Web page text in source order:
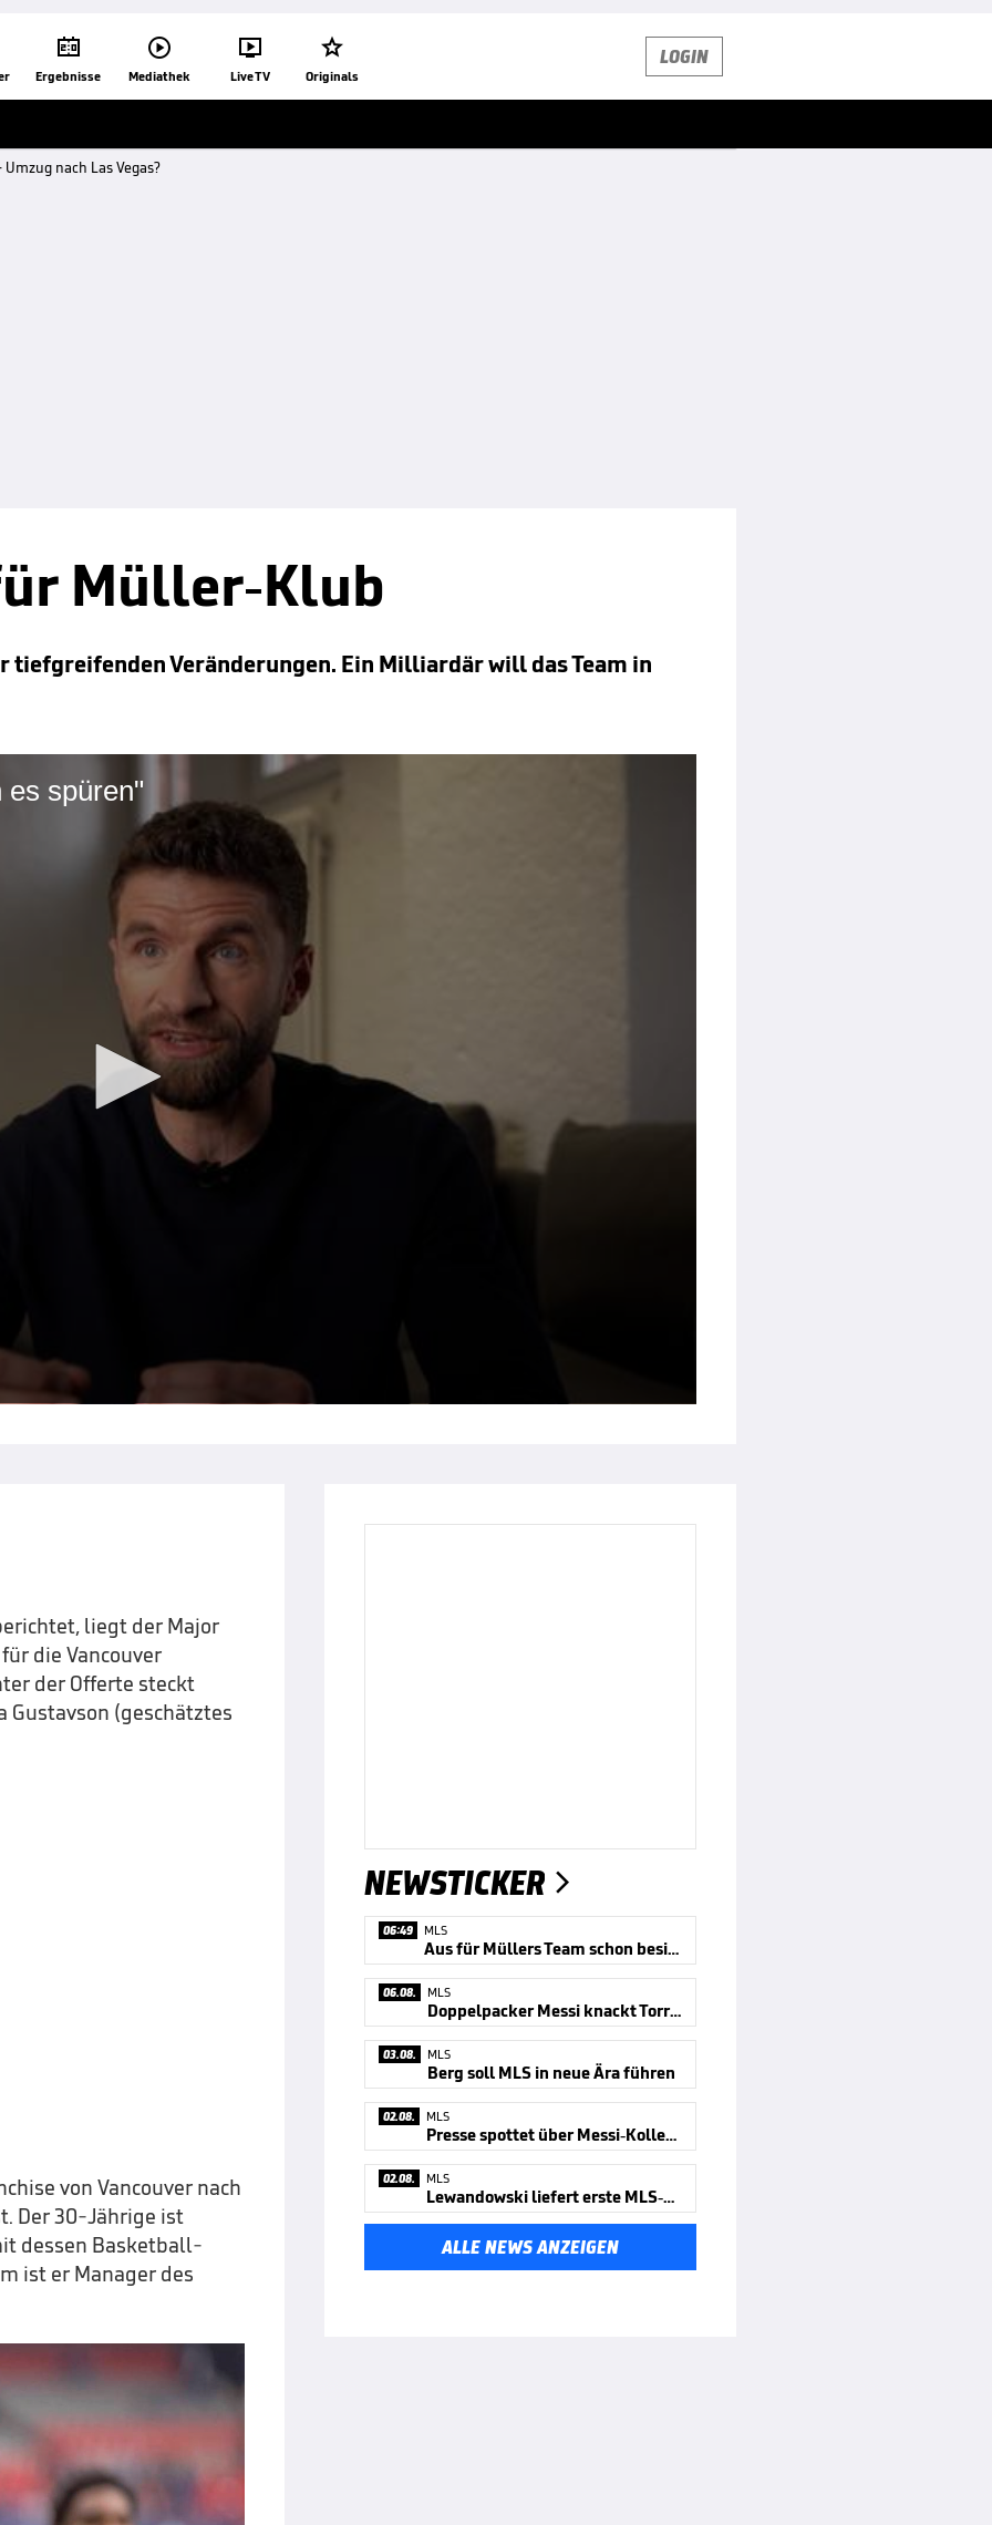

Ergebnisse

Mediathek

Live TV

Originals
LOGIN
nach Las Vegas?
Müller-Klub
tiefgreifenden Veränderungen. Ein Milliardär will das Team in
es spüren"
liegt der Major
die Vancouver
der Offerte steckt
Gustavson (geschätztes
von Vancouver nach
Der 30-Jährige ist
dessen Basketball-
ist er Manager des
NEWSTICKER 
06:49 MLS
Aus für Müllers Team schon besiegelt
06.08. MLS
Doppelpacker Messi knackt Torrekord
03.08. MLS
Berg soll MLS in neue Ära führen
02.08. MLS
Presse spottet über Messi-Kollegen
02.08. MLS
Lewandowski liefert erste MLS-Show
ALLE NEWS ANZEIGEN